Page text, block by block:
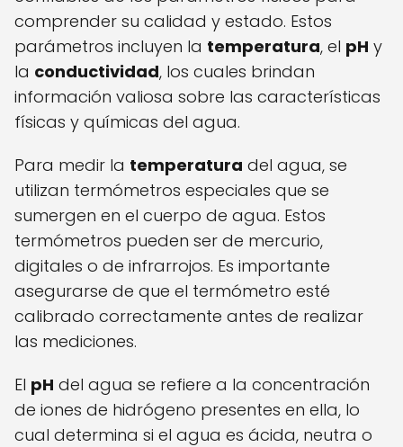
comprender su calidad y estado. Estos
parámetros incluyen la temperatura, el pH y
la conductividad, los cuales brindan
información valiosa sobre las características
físicas y químicas del agua.
Para medir la temperatura del agua, se
utilizan termómetros especiales que se
sumergen en el cuerpo de agua. Estos
termómetros pueden ser de mercurio,
digitales o de infrarrojos. Es importante
asegurarse de que el termómetro esté
calibrado correctamente antes de realizar
las mediciones.
El pH del agua se refiere a la concentración
de iones de hidrógeno presentes en ella, lo
cual determina si el agua es ácida, neutra o